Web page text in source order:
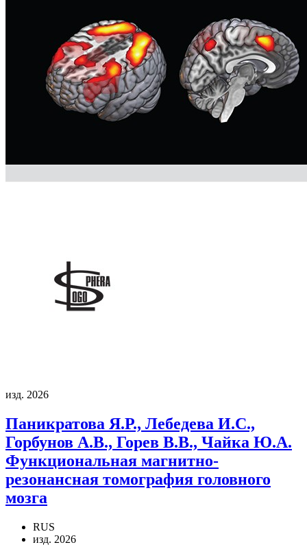
изд. 2026
Паникратова Я.Р., Лебедева И.С.,
Горбунов А.В., Горев В.В., Чайка Ю.А.
Функциональная магнитно-
резонансная томография головного
мозга
RUS
изд. 2026